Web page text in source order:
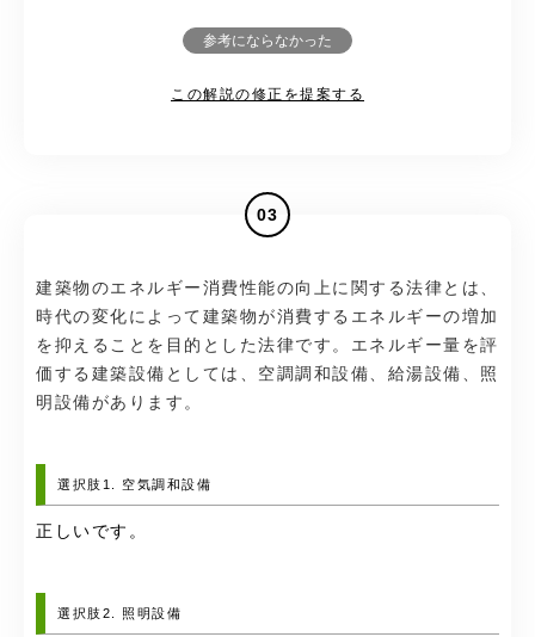
参考にならなかった
この解説の修正を提案する
03
建築物のエネルギー消費性能の向上に関する法律とは、
時代の変化によって建築物が消費するエネルギーの増加
を抑えることを目的とした法律です。エネルギー量を評
価する建築設備としては、空調調和設備、給湯設備、照
明設備があります。
選択肢1. 空気調和設備
正しいです。
選択肢2. 照明設備